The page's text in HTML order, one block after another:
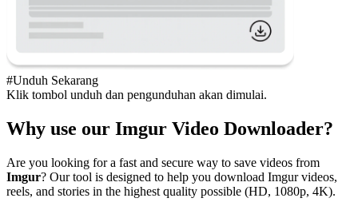
#Unduh Sekarang
Klik tombol unduh dan pengunduhan akan dimulai.
Why use our Imgur Video Downloader?
Are you looking for a fast and secure way to save videos from
Imgur? Our tool is designed to help you download Imgur videos,
reels, and stories in the highest quality possible (HD, 1080p, 4K).